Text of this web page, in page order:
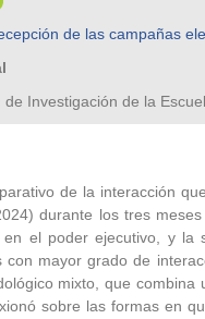
de las campañas
Investigación de la
de la interacción
durante los tres
el poder ejecutivo, y
con mayor grado de
mixto, que
sobre las formas en